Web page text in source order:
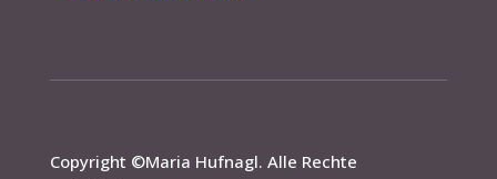
Copyright ©Maria Hufnagl. Alle Rechte